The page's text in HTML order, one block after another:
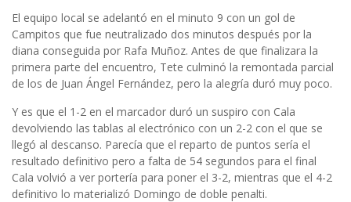
El equipo local se adelantó en el minuto 9 con un gol de
Campitos que fue neutralizado dos minutos después por la
diana conseguida por Rafa Muñoz. Antes de que finalizara la
primera parte del encuentro, Tete culminó la remontada parcial
de los de Juan Ángel Fernández, pero la alegría duró muy poco.
Y es que el 1-2 en el marcador duró un suspiro con Cala
devolviendo las tablas al electrónico con un 2-2 con el que se
llegó al descanso. Parecía que el reparto de puntos sería el
resultado definitivo pero a falta de 54 segundos para el final
Cala volvió a ver portería para poner el 3-2, mientras que el 4-2
definitivo lo materializó Domingo de doble penalti.